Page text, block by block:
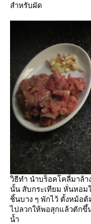
สำหรับผัด
วิธีทำ นำบร็อคโคลี่มาล้า
นั้น สับกระเทียม หั่นหอม
ชิ้นบาง ๆ พักไว้ ตั้งหม้อ
ไปลวกให้พอสุกแล้วตักขึ้
น้ำ